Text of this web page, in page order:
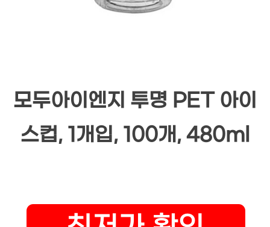
모두아이엔지 투명 PET 아이
스컵, 1개입, 100개, 480ml